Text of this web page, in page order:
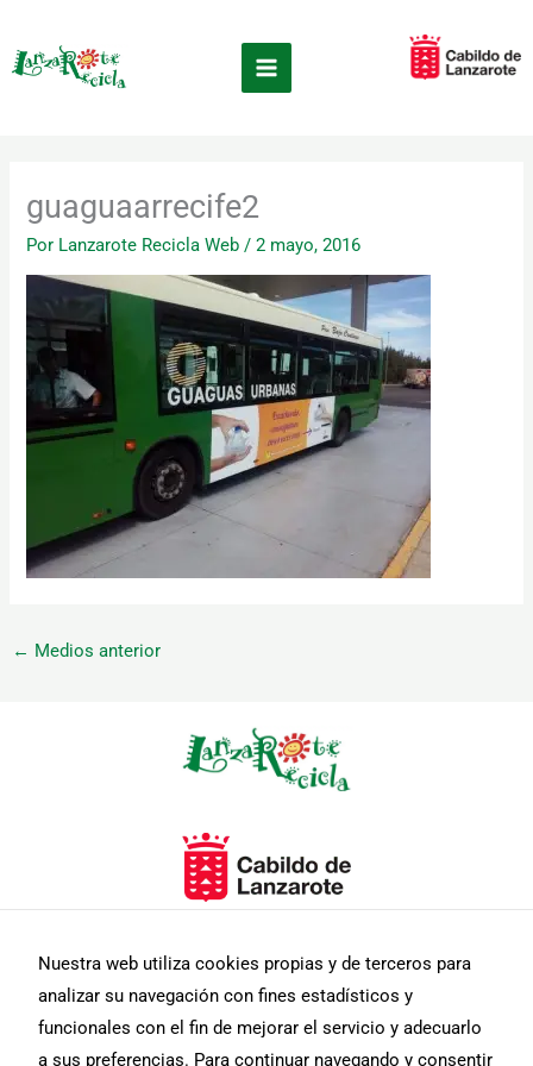
contenido
guaguaarrecife2
Por Lanzarote Recicla Web /2 mayo, 2016
← Medios anterior
Nuestra web utiliza cookies propias y de terceros para
analizar su navegación con fines estadísticos y
funcionales con el fin de mejorar el servicio y adecuarlo
a sus preferencias. Para continuar navegando y consentir
Necesarias
Estas
opcionales.
Son
necesarias
web.
Estadísticas
Para que